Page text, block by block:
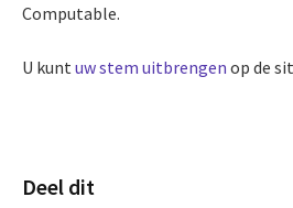
Computable.
U kunt uw stem uitbrengen op de
Deel dit